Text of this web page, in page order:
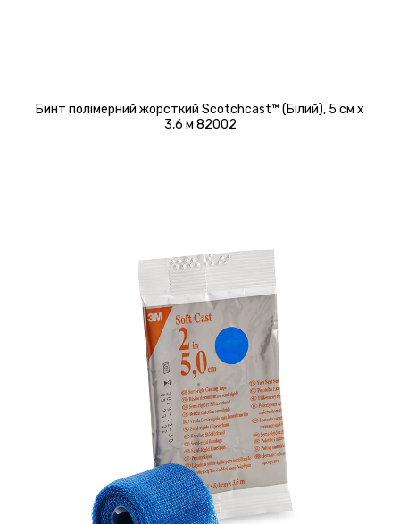
Бинт полімерний жорсткий Scotchcast™ (Білий), 5 см х
3,6 м 82002